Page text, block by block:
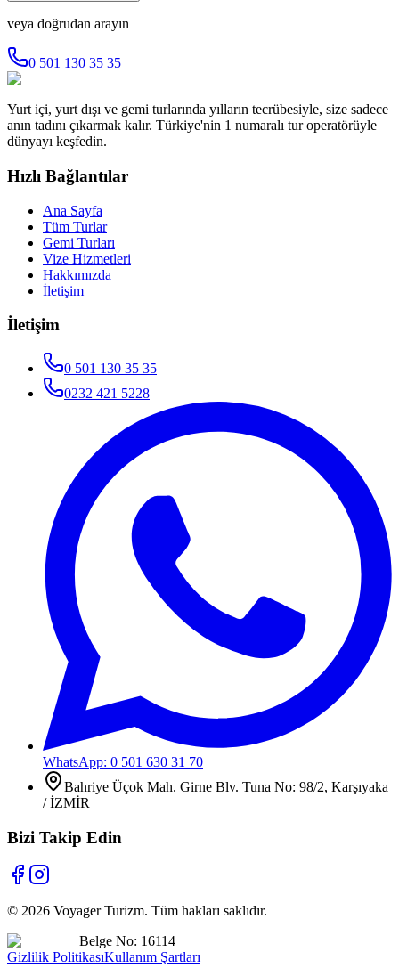
veya doğrudan arayın
0 501 130 35 35
Yurt içi, yurt dışı ve gemi turlarında yılların tecrübesiyle, size sadece
anın tadını çıkarmak kalır. Türkiye'nin 1 numaralı tur operatörüyle
dünyayı keşfedin.
Hızlı Bağlantılar
Ana Sayfa
Tüm Turlar
Gemi Turları
Vize Hizmetleri
Hakkımızda
İletişim
İletişim
0 501 130 35 35
0232 421 5228
WhatsApp: 0 501 630 31 70
Bahriye Üçok Mah. Girne Blv. Tuna No: 98/2, Karşıyaka
/ İZMİR
Bizi Takip Edin
© 2026 Voyager Turizm. Tüm hakları saklıdır.
Belge No: 16114
Gizlilik PolitikasıKullanım Şartları